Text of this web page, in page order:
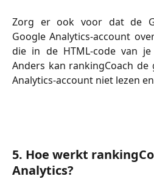
Zorg er ook voor dat de
Google Analytics-account
die in de HTML-code van
Anders kan rankingCoach de
Analytics-account niet lezen
5. Hoe werkt
Analytics?